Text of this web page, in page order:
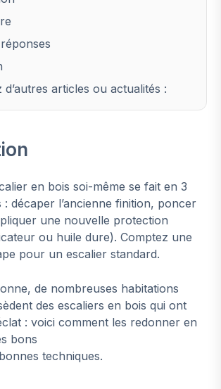
articles ou actualités :
en bois soi-même se fait en 3
: décaper l’ancienne finition, poncer
une nouvelle protection
ou huile dure). Comptez une
pour un escalier standard.
de nombreuses habitations
des escaliers en bois qui ont
: voici comment les redonner en
bons
techniques.